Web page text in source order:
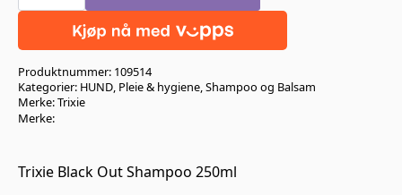
Shampoo
antall
Produktnummer: 109514
Kategorier: HUND, Pleie & hygiene,Shampoo og Balsam
Merke:Trixie
Merke:
Trixie Black Out Shampoo 250ml